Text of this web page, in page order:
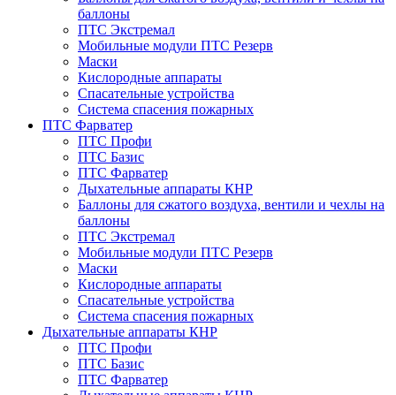
баллоны
ПТС Экстремал
Мобильные модули ПТС Резерв
Маски
Кислородные аппараты
Спасательные устройства
Система спасения пожарных
ПТС Фарватер
ПТС Профи
ПТС Базис
ПТС Фарватер
Дыхательные аппараты КНР
Баллоны для сжатого воздуха, вентили и чехлы на
баллоны
ПТС Экстремал
Мобильные модули ПТС Резерв
Маски
Кислородные аппараты
Спасательные устройства
Система спасения пожарных
Дыхательные аппараты КНР
ПТС Профи
ПТС Базис
ПТС Фарватер